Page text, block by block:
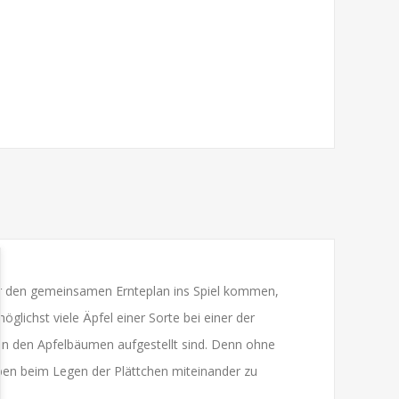
gemeinsamen Ernteplan ins Spiel kommen,
viele Äpfel einer Sorte bei einer der
den Apfelbäumen aufgestellt sind. Denn ohne
beim Legen der Plättchen miteinander zu